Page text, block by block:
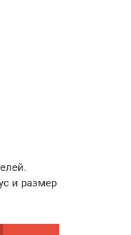
и размер